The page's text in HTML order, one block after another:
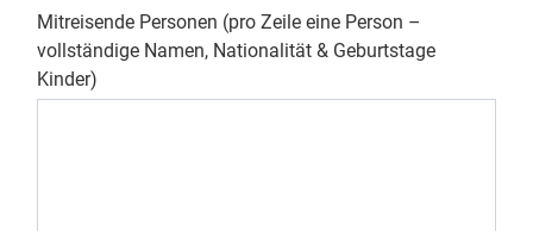
Mitreisende Personen (pro Zeile eine Person –
vollständige Namen, Nationalität & Geburtstage
Kinder)